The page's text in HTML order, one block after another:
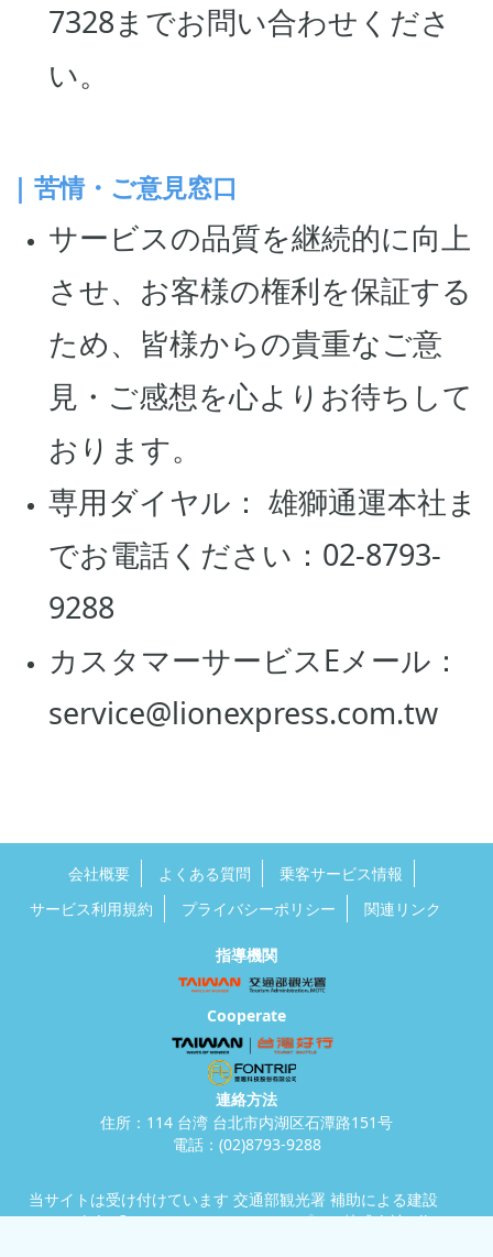
7328までお問い合わせくださ
い。
| 苦情・ご意見窓口
サービスの品質を継続的に向上
させ、お客様の権利を保証する
ため、皆様からの貴重なご意
見・ご感想を心よりお待ちして
おります。
専用ダイヤル： 雄獅通運本社ま
でお電話ください：02-8793-
9288
カスタマーサービスEメール：
service@lionexpress.com.tw
会社概要 よくある質問
乗客サービス情報
サービス利用規約
プライバシーポリシー 関連リンク
指導機関
Cooperate
連絡方法
住所：114 台湾 台北市内湖区石潭路151号
電話： (02)8793-9288
当サイトは受け付けています 交通部観光署 補助による建設
Copyright © 2025 ライオン・エクスプレス株式会社 All